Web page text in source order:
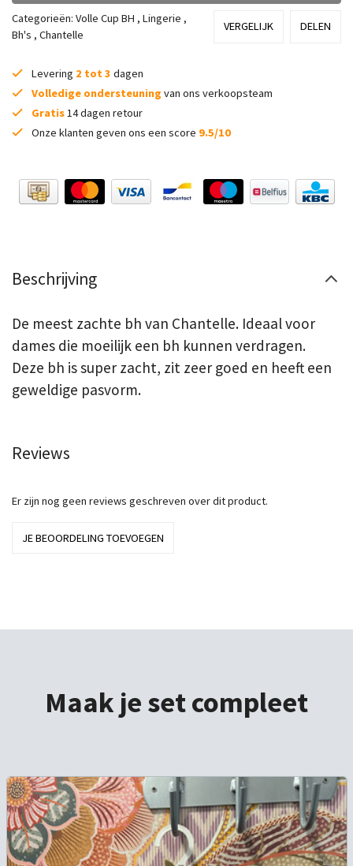
Categorieën: Volle Cup BH , Lingerie ,
Bh's , Chantelle
VERGELIJK DELEN
Levering 2 tot 3 dagen
Volledige ondersteuning van ons verkoopsteam
Gratis14 dagen retour
Onze klanten geven ons een score 9.5/10
Beschrijving
De meest zachte bh van Chantelle. Ideaal voor
dames die moeilijk een bh kunnen verdragen.
Deze bh is super zacht, zit zeer goed en heeft een
geweldige pasvorm.
Reviews
Er zijn nog geen reviews geschreven over dit product.
JE BEOORDELING TOEVOEGEN
Maak je set compleet